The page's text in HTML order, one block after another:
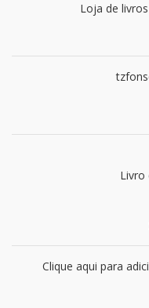
Loja de
Livro
Clique aqui para